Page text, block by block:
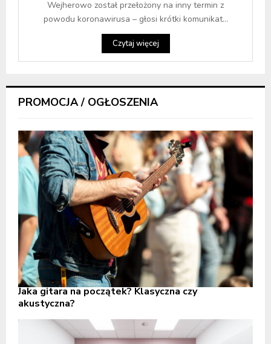
Wejherowo został przełożony na inny termin z
powodu koronawirusa – głosi krótki komunikat...
Czytaj więcej
PROMOCJA / OGŁOSZENIA
Jaka gitara na początek? Klasyczna czy
akustyczna?